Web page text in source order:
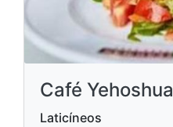
Café Yehoshua
Laticíneos